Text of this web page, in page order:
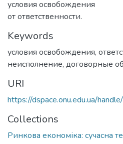
условия освобождения
от ответственности.
Keywords
условия освобождения,
неисполнение, договорные
URI
https://dspace.onu.edu.ua/
Collections
Ринкова економіка: сучасна